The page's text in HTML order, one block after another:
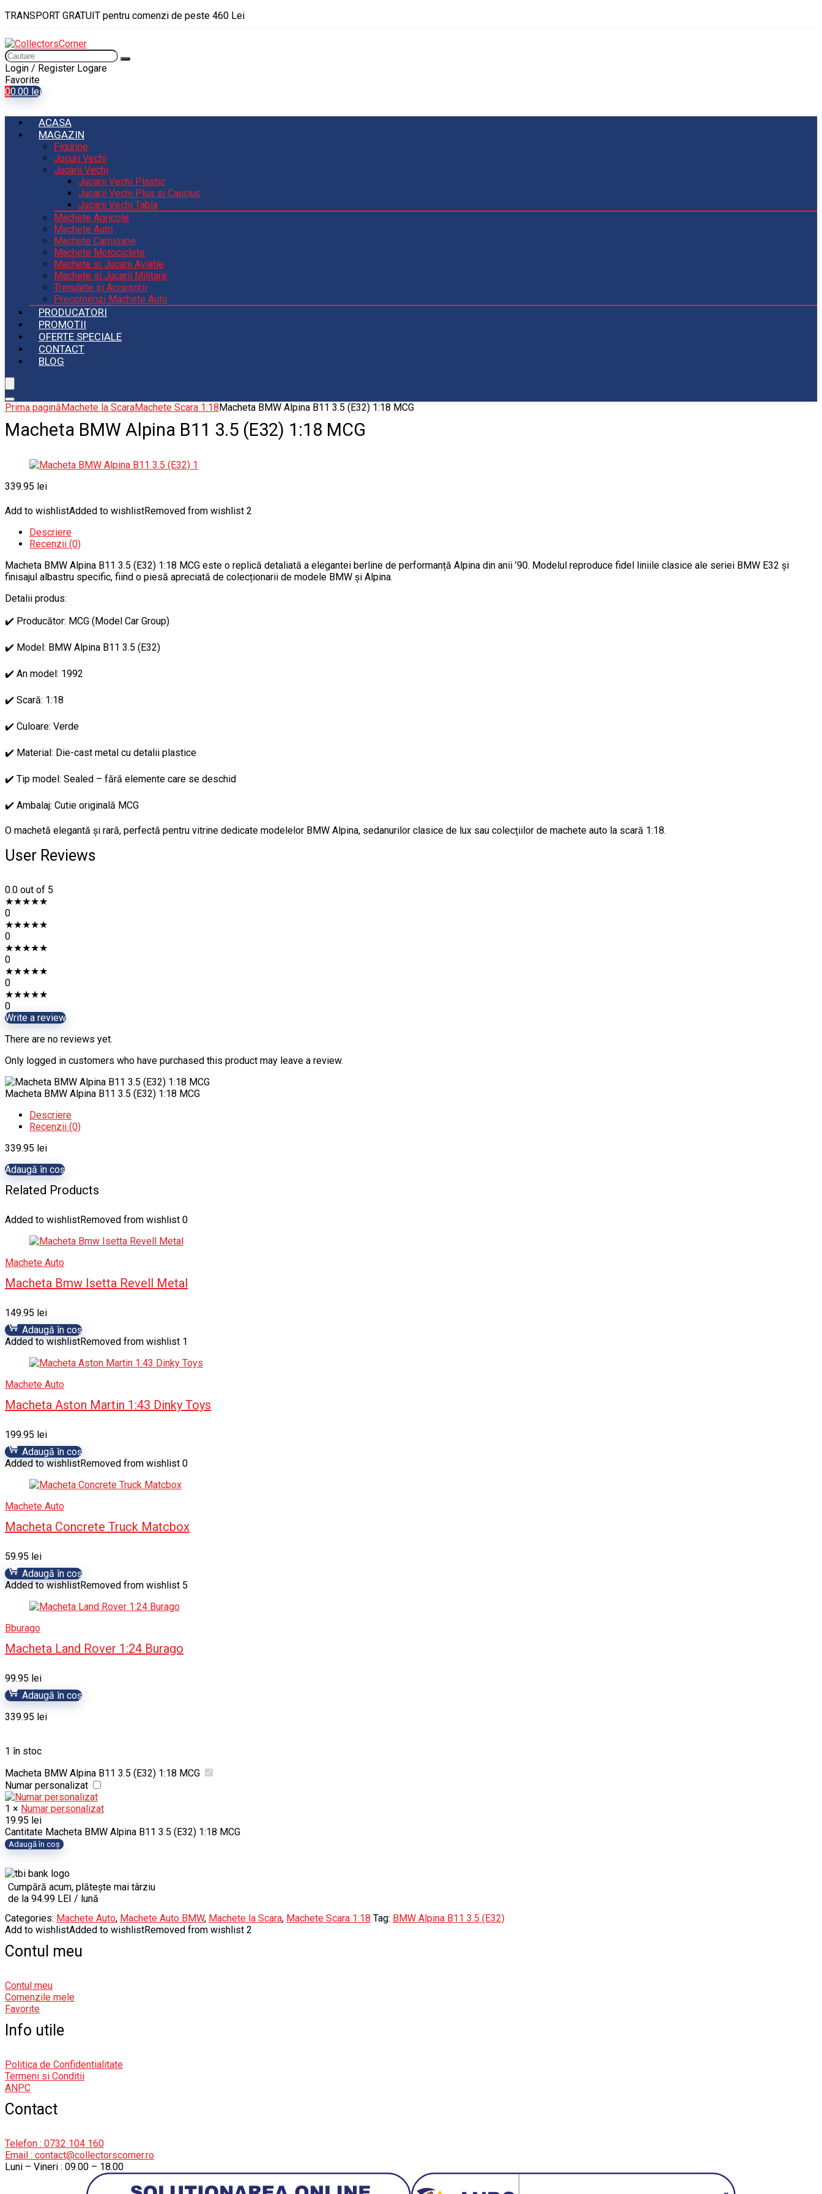
TRANSPORT GRATUIT pentru comenzi de peste 460 Lei
Login / Register Logare
Favorite
00.00 lei
ACASA
MAGAZIN
Figurine
Jocuri Vechi
Jucarii Vechi
Jucarii Vechi Plastic
Jucarii Vechi Plus si Cauciuc
Jucarii Vechi Tabla
Machete Agricole
Machete Auto
Machete Camioane
Machete Motociclete
Machete si Jucarii Aviatie
Machete si Jucarii Militare
Trenulete si Accesorii
Precomenzi Machete Auto
PRODUCATORI
PROMOTII
OFERTE SPECIALE
CONTACT
BLOG
Prima paginăMachete la ScaraMachete Scara 1:18Macheta BMW Alpina B11 3.5 (E32) 1:18 MCG
Macheta BMW Alpina B11 3.5 (E32) 1:18 MCG
339.95 lei
Add to wishlistAdded to wishlistRemoved from wishlist 2
Descriere
Recenzii (0)
Macheta BMW Alpina B11 3.5 (E32) 1:18 MCG este o replică detaliată a elegantei berline de performanță Alpina din anii ’90. Modelul reproduce fidel liniile clasice ale seriei BMW E32 și
finisajul albastru specific, fiind o piesă apreciată de colecționarii de modele BMW și Alpina.
Detalii produs:
✔️ Producător: MCG (Model Car Group)
✔️ Model: BMW Alpina B11 3.5 (E32)
✔️ An model: 1992
✔️ Scară: 1:18
✔️ Culoare: Verde
✔️ Material: Die-cast metal cu detalii plastice
✔️ Tip model: Sealed – fără elemente care se deschid
✔️ Ambalaj: Cutie originală MCG
O machetă elegantă și rară, perfectă pentru vitrine dedicate modelelor BMW Alpina, sedanurilor clasice de lux sau colecțiilor de machete auto la scară 1:18.
User Reviews
0.0 out of 5
★★★★★
0
★★★★★
0
★★★★★
0
★★★★★
0
★★★★★
0
Write a review
There are no reviews yet.
Only logged in customers who have purchased this product may leave a review.
Macheta BMW Alpina B11 3.5 (E32) 1:18 MCG
Descriere
Recenzii (0)
339.95 lei
Adaugă în coș
Related Products
Added to wishlistRemoved from wishlist 0
Machete Auto
Macheta Bmw Isetta Revell Metal
149.95 lei
Adaugă în coș
Added to wishlistRemoved from wishlist 1
Machete Auto
Macheta Aston Martin 1:43 Dinky Toys
199.95 lei
Adaugă în coș
Added to wishlistRemoved from wishlist 0
Machete Auto
Macheta Concrete Truck Matcbox
59.95 lei
Adaugă în coș
Added to wishlistRemoved from wishlist 5
Bburago
Macheta Land Rover 1:24 Burago
99.95 lei
Adaugă în coș
339.95 lei
1 în stoc
Macheta BMW Alpina B11 3.5 (E32) 1:18 MCG
Numar personalizat
1 × Numar personalizat
19.95 lei
Cantitate Macheta BMW Alpina B11 3.5 (E32) 1:18 MCG
Adaugă în coș
Cumpără acum, plătește mai târziu
de la 94.99 LEI / lună
Categories: Machete Auto, Machete Auto BMW, Machete la Scara, Machete Scara 1:18 Tag: BMW Alpina B11 3.5 (E32)
Add to wishlistAdded to wishlistRemoved from wishlist 2
Contul meu
Contul meu
Comenzile mele
Favorite
Info utile
Politica de Confidentialitate
Termeni si Conditii
ANPC
Contact
Telefon : 0732 104 160
Email : contact@collectorscorner.ro
Luni – Vineri : 09.00 – 18.00